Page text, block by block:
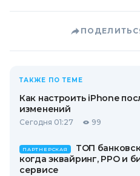
ТАКЖЕ ПО ТЕМЕ
Как настроить iPhone
изменений
Сегодня 01:27 99
ПАРТНЕРСКАЯ
ТОП
когда эквайринг, РРО и
сервисе